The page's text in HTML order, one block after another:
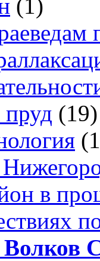
(1)
(19)
в